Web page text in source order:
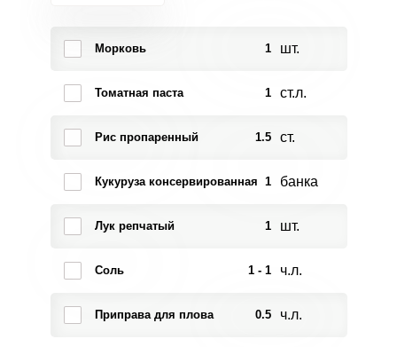
Морковь 1 шт.
Томатная паста 1 ст.л.
Рис пропаренный 1.5 ст.
Кукуруза консервированная 1 банка
Лук репчатый 1 шт.
Соль 1 - 1 ч.л.
Приправа для плова 0.5 ч.л.